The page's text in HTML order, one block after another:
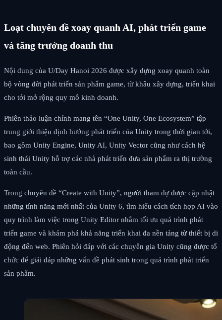
Loạt chuyên đề xoay quanh AI, phát triển game
và tăng trưởng doanh thu
Nội dung của U/Day Hanoi 2026 được xây dựng xoay quanh toàn
bộ vòng đời phát triển sản phẩm game, từ khâu xây dựng, triển khai
cho tới mở rộng quy mô kinh doanh.
Phiên thảo luận chính mang tên “One Unity, One Ecosystem” tập
trung giới thiệu định hướng phát triển của Unity trong thời gian tới,
bao gồm Unity Engine, Unity AI, Unity Vector cũng như cách hệ
sinh thái Unity hỗ trợ các nhà phát triển đưa sản phẩm ra thị trường
toàn cầu.
Trong chuyên đề “Create with Unity”, người tham dự được cập nhật
những tính năng mới nhất của Unity 6, tìm hiểu cách tích hợp AI vào
quy trình làm việc trong Unity Editor nhằm tối ưu quá trình phát
triển game và khám phá khả năng triển khai đa nền tảng từ thiết bị di
động đến web. Phiên hỏi đáp với các chuyên gia Unity cũng được tổ
chức để giải đáp những vấn đề phát sinh trong quá trình phát triển
sản phẩm.